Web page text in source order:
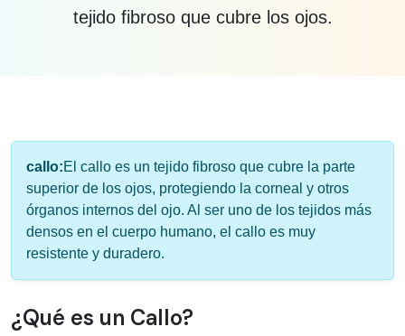
tejido fibroso que cubre los ojos.
Información médica sobre callo
callo:El callo es un tejido fibroso que cubre la parte
superior de los ojos, protegiendo la corneal y otros
órganos internos del ojo. Al ser uno de los tejidos más
densos en el cuerpo humano, el callo es muy
resistente y duradero.
¿Qué es un Callo?